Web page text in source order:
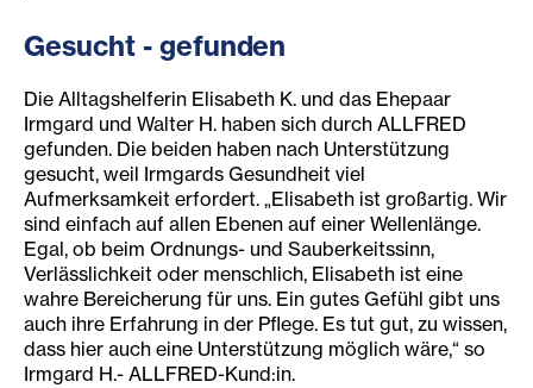
Gesucht - gefunden
Die Alltagshelferin Elisabeth K. und das Ehepaar
Irmgard und Walter H. haben sich durch ALLFRED
gefunden. Die beiden haben nach Unterstützung
gesucht, weil Irmgards Gesundheit viel
Aufmerksamkeit erfordert. „Elisabeth ist großartig. Wir
sind einfach auf allen Ebenen auf einer Wellenlänge.
Egal, ob beim Ordnungs- und Sauberkeitssinn,
Verlässlichkeit oder menschlich, Elisabeth ist eine
wahre Bereicherung für uns. Ein gutes Gefühl gibt uns
auch ihre Erfahrung in der Pflege. Es tut gut, zu wissen,
dass hier auch eine Unterstützung möglich wäre,“ so
Irmgard H.- ALLFRED-Kund:in.